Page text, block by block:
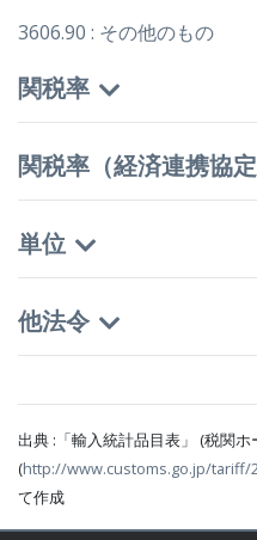
3606.90 : その他のもの
関税率
関税率（経済連携協定
単位
他法令
出典 :「輸入統計品目表」 (税関ホ
(http://www.customs.go.jp/tariff/
て作成